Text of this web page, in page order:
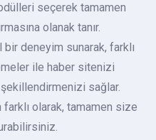
seçerek tamamen
olanak tanır.
bir deneyim sunarak, farklı
ile haber sitenizi
sağlar.
olarak, tamamen size